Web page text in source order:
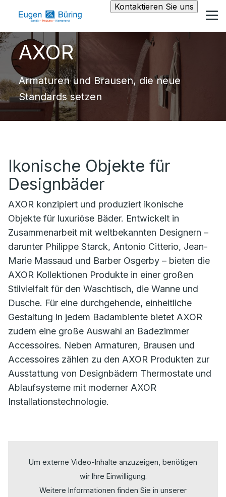
Kontaktieren Sie uns
AXOR
Armaturen und Brausen, die neue
Standards setzen
Ikonische Objekte für
Designbäder
AXOR konzipiert und produziert ikonische
Objekte für luxuriöse Bäder. Entwickelt in
Zusammenarbeit mit weltbekannten Designern –
darunter Philippe Starck, Antonio Citterio, Jean-
Marie Massaud und Barber Osgerby – bieten die
AXOR Kollektionen Produkte in einer großen
Stilvielfalt für den Waschtisch, die Wanne und
Dusche. Für eine durchgehende, einheitliche
Gestaltung in jedem Badambiente bietet AXOR
zudem eine große Auswahl an Badezimmer
Accessoires. Neben Armaturen, Brausen und
Accessoires zählen zu den AXOR Produkten zur
Ausstattung von Designbädern Thermostate und
Ablaufsysteme mit moderner AXOR
Installationstechnologie.
Um externe Video-Inhalte anzuzeigen, benötigen
wir Ihre Einwilligung.
Weitere Informationen finden Sie in unserer